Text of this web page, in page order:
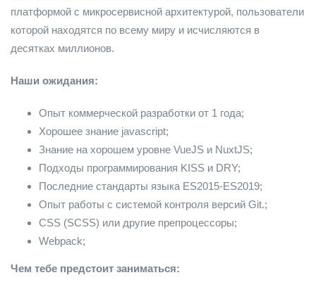
платформой с микросервисной архитектурой, пользователи
которой находятся по всему миру и исчисляются в
десятках миллионов.
Наши ожидания:
Опыт коммерческой разработки от 1 года;
Хорошее знание javascript;
Знание на хорошем уровне VueJS и NuxtJS;
Подходы программирования KISS и DRY;
Последние стандарты языка ES2015-ES2019;
Опыт работы с системой контроля версий Git.;
CSS (SCSS) или другие препроцессоры;
Webpack;
Чем тебе предстоит заниматься: